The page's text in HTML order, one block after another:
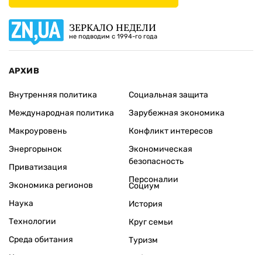
ЗЕРКАЛО НЕДЕЛИ
не подводим с 1994-го года
АРХИВ
Внутренняя политика
Международная политика
Макроуровень
Энергорынок
Приватизация
Экономика регионов
Социальная защита
Зарубежная экономика
Конфликт интересов
Экономическая
безопасность
Персоналии
Наука
Технологии
Среда обитания
Социум
История
Круг семьи
Туризм